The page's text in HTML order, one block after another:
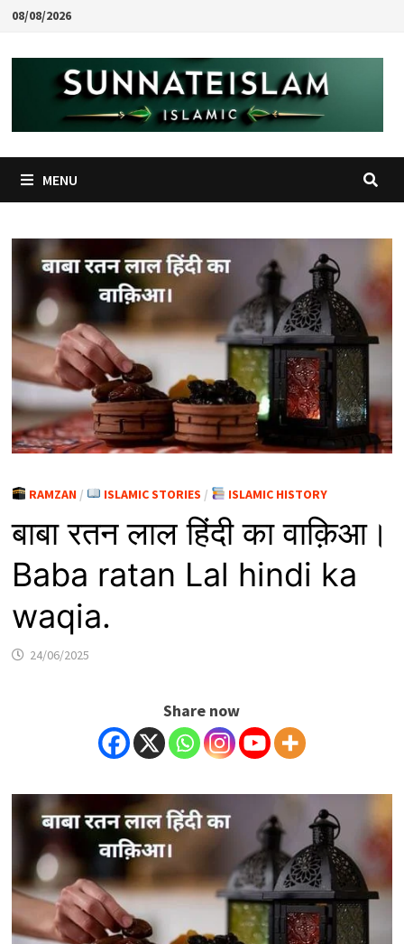
Skip
content
08/08/2026
MENU
RAMZAN/ ISLAMIC STORIES / ISLAMIC HISTORY
बाबा रतन लाल हिंदी का वाक़िआ।
Baba ratan Lal hindi ka
waqia.
24/06/2025
Share now